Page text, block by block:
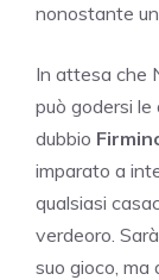
nonostante
In attesa che
può godersi le
dubbio
imparato a
qualsiasi
verdeoro.
suo gioco, ma